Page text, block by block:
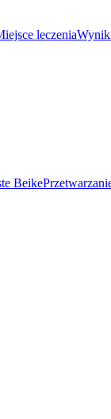
leczenia
Beike